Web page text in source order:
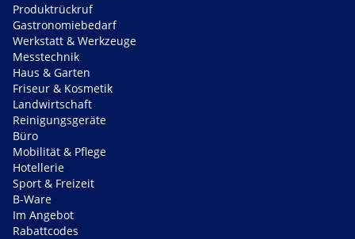
Produktrückruf
Gastronomiebedarf
Werkstatt & Werkzeuge
Messtechnik
Haus & Garten
Friseur & Kosmetik
Landwirtschaft
Reinigungsgeräte
Büro
Mobilität & Pflege
Hotellerie
Sport & Freizeit
B-Ware
Im Angebot
Rabattcodes